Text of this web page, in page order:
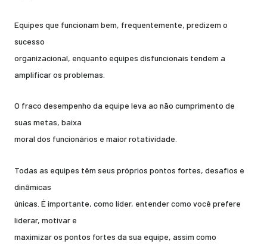
Equipes que funcionam bem, frequentemente, predizem o
sucesso
organizacional, enquanto equipes disfuncionais tendem a
amplificar os problemas.
O fraco desempenho da equipe leva ao não cumprimento de
suas metas, baixa
moral dos funcionários e maior rotatividade.
Todas as equipes têm seus próprios pontos fortes, desafios e
dinâmicas
únicas. É importante, como líder, entender como você prefere
liderar, motivar e
maximizar os pontos fortes da sua equipe, assim como